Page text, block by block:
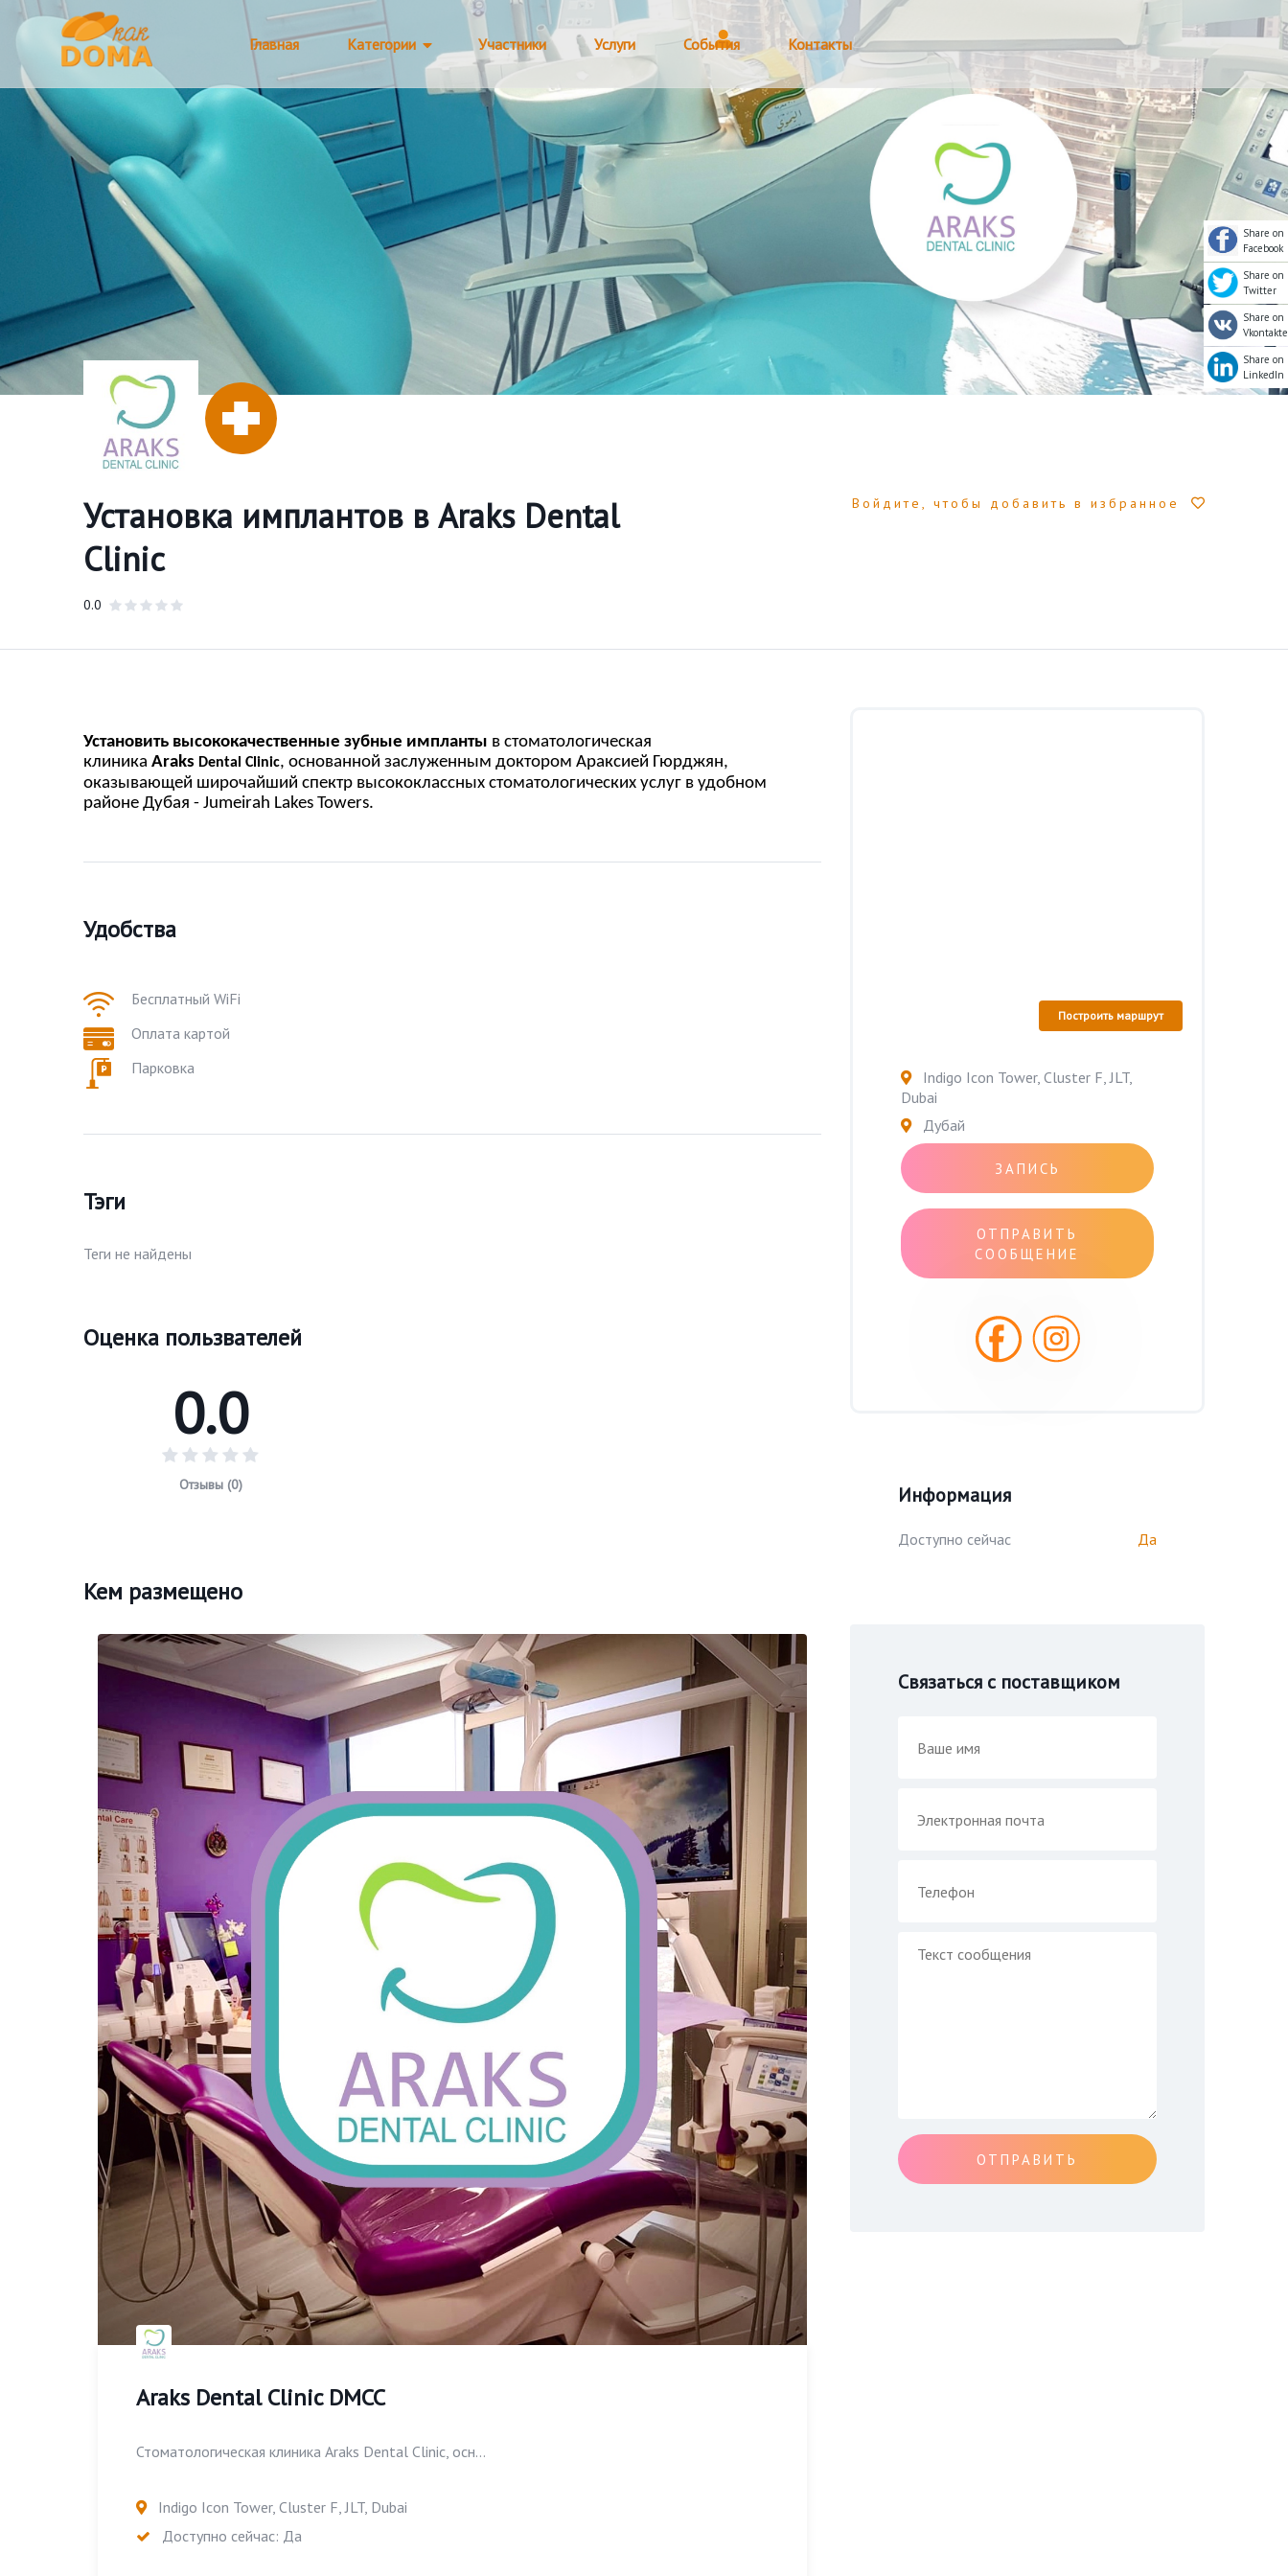
Главная Категории Участники Услуги События Контакты
Установка имплантов в Araks Dental
Clinic
0.0
Войдите, чтобы добавить в избранное
Установить высококачественные зубные импланты в стоматологическая
клиника Araks Dental Clinic, основанной заслуженным доктором Араксией Гюрджян,
оказывающей широчайший спектр высококлассных стоматологических услуг в удобном
районе Дубая - Jumeirah Lakes Towers.
Удобства
Бесплатный WiFi
Оплата картой
Парковка
Тэги
Теги не найдены
Оценка пользвателей
0.0
Отзывы (0)
Кем размещено
Araks Dental Clinic DMCC
Стоматологическая клиника Araks Dental Clinic, осн...
Indigo Icon Tower, Cluster F, JLT, Dubai
Доступно сейчас: Да
Построить маршрут
Indigo Icon Tower, Cluster F, JLT,
Dubai
Дубай
ЗАПИСЬ
ОТПРАВИТЬ
СООБЩЕНИЕ
Share on
Facebook
Share on
Twitter
Share on
Vkontakte
Share on
LinkedIn
Информация
Доступно сейчас Да
Связаться с поставщиком
ОТПРАВИТЬ